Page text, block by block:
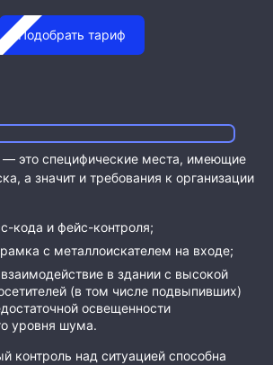
Подобрать тариф
— это специфические места, имеющие
а значит и требования к организации
кода и фейс-контроля;
с металлоискателем на входе;
в здании с высокой
(в том числе подвыпивших)
освещенности
уровня шума.
контроль над ситуацией способна